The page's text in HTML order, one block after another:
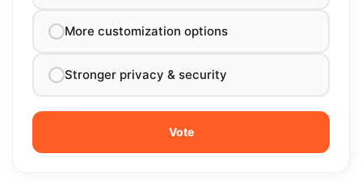
More customization options
Stronger privacy & security